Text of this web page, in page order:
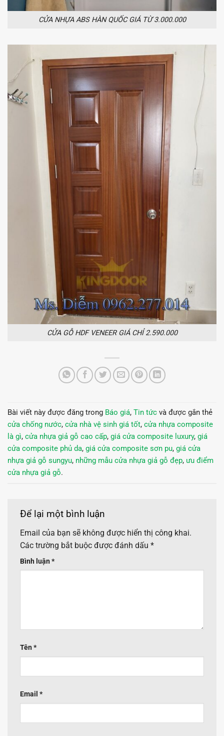
CỬA NHỰA ABS HÀN QUỐC GIÁ TỪ 3.000.000
CỬA GỖ HDF VENEER GIÁ CHỈ 2.590.000
Bài viết này được đăng trong Báo giá, Tin tức và được gắn thẻ
cửa chống nước, cửa nhà vệ sinh giá tốt, cửa nhựa composite
là gì, cửa nhựa giả gỗ cao cấp, giá cửa composite luxury, giá
cửa composite phủ da, giá cửa composite sơn pu, giá cửa
nhựa giả gỗ sungyu, những mẫu cửa nhựa giả gỗ đẹp, ưu điểm
cửa nhựa giả gỗ.
Để lại một bình luận
Email của bạn sẽ không được hiển thị công khai.
Các trường bắt buộc được đánh dấu *
Bình luận *
Tên *
Email *